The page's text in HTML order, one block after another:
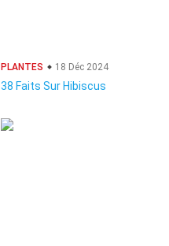
PLANTES 18 Déc 2024
38 Faits Sur Hibiscus